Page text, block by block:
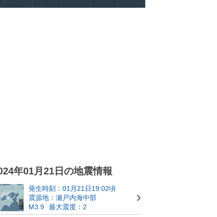
年01月21日の地震情報
発生時刻：01月21日19:02頃
震源地：瀬戸内海中部
M3.9
最大震度：2